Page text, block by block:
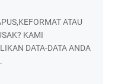
ATAU
KAMI
DATA-DATA ANDA